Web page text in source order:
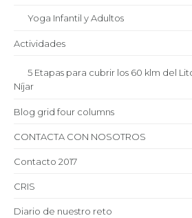
Yoga Infantil y Adultos
Actividades
5 Etapas para cubrir los 60 klm del
Níjar
Blog grid four columns
CONTACTA CON NOSOTROS
Contacto 2017
CRIS
Diario de nuestro reto